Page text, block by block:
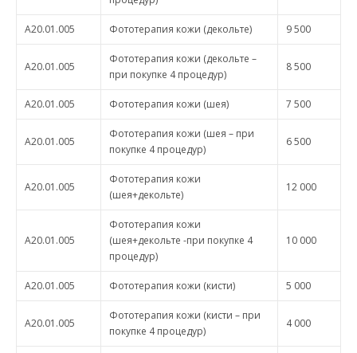
A20.01.005 Фототерапия кожи (декольте) 9 500
A20.01.005
Фототерапия кожи (декольте –
при покупке 4 процедур)
8 500
A20.01.005 Фототерапия кожи (шея) 7 500
A20.01.005
Фототерапия кожи (шея – при
покупке 4 процедур)
6 500
A20.01.005
Фототерапия кожи
(шея+декольте)
12 000
A20.01.005
Фототерапия кожи
(шея+декольте -при покупке 4
процедур)
10 000
A20.01.005 Фототерапия кожи (кисти) 5 000
A20.01.005
Фототерапия кожи (кисти – при
покупке 4 процедур)
4 000